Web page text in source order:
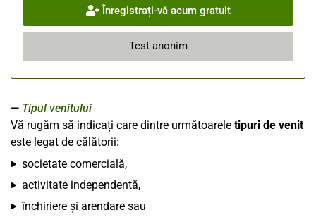
Înregistrați-vă acum gratuit
Test anonim
Tipul venitului
Vă rugăm să indicați care dintre următoarele tipuri de venit
este legat de călătorii:
societate comercială,
activitate independentă,
închiriere și arendare sau